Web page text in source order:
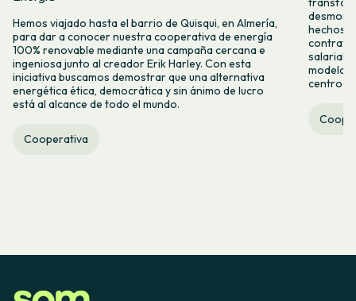
Hemos viajado hasta el barrio de Quisqui, en Almería,
para dar a conocer nuestra cooperativa de energía
100% renovable mediante una campaña cercana e
ingeniosa junto al creador Erik Harley. Con esta
iniciativa buscamos demostrar que una alternativa
energética ética, democrática y sin ánimo de lucro
está al alcance de todo el mundo.
Cooperativa
hechos y
salarial y
modelo
centro